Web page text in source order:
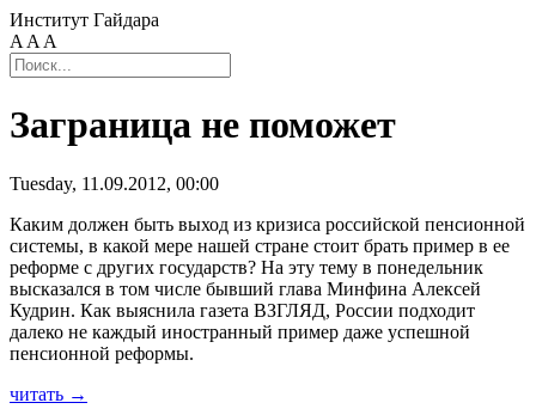
Институт Гайдара
A A A
Заграница не поможет
Tuesday, 11.09.2012, 00:00
Каким должен быть выход из кризиса российской пенсионной
системы, в какой мере нашей стране стоит брать пример в ее
реформе с других государств? На эту тему в понедельник
высказался в том числе бывший глава Минфина Алексей
Кудрин. Как выяснила газета ВЗГЛЯД, России подходит
далеко не каждый иностранный пример даже успешной
пенсионной реформы.
читать →